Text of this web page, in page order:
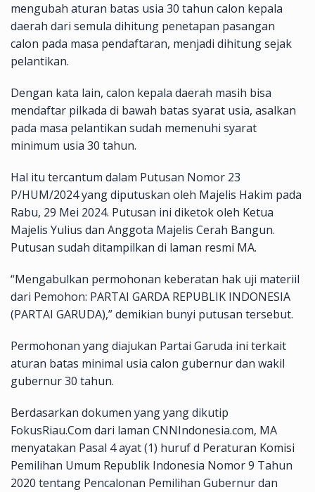
mengubah aturan batas usia 30 tahun calon kepala
daerah dari semula dihitung penetapan pasangan
calon pada masa pendaftaran, menjadi dihitung sejak
pelantikan.
Dengan kata lain, calon kepala daerah masih bisa
mendaftar pilkada di bawah batas syarat usia, asalkan
pada masa pelantikan sudah memenuhi syarat
minimum usia 30 tahun.
Hal itu tercantum dalam Putusan Nomor 23
P/HUM/2024 yang diputuskan oleh Majelis Hakim pada
Rabu, 29 Mei 2024. Putusan ini diketok oleh Ketua
Majelis Yulius dan Anggota Majelis Cerah Bangun.
Putusan sudah ditampilkan di laman resmi MA.
“Mengabulkan permohonan keberatan hak uji materiil
dari Pemohon: PARTAI GARDA REPUBLIK INDONESIA
(PARTAI GARUDA),” demikian bunyi putusan tersebut.
Permohonan yang diajukan Partai Garuda ini terkait
aturan batas minimal usia calon gubernur dan wakil
gubernur 30 tahun.
Berdasarkan dokumen yang yang dikutip
FokusRiau.Com dari laman CNNIndonesia.com, MA
menyatakan Pasal 4 ayat (1) huruf d Peraturan Komisi
Pemilihan Umum Republik Indonesia Nomor 9 Tahun
2020 tentang Pencalonan Pemilihan Gubernur dan